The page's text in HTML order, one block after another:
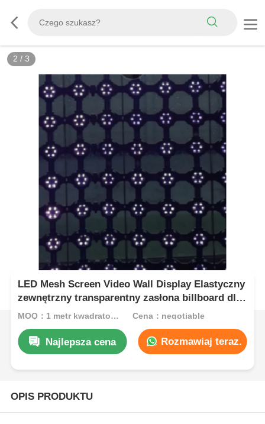
2 / 3
LED Mesh Screen Video Wall Display Elastyczny
zewnętrzny transparentny zasłona billboard dla
budynku Reklama fasady sceny
MOQ：1 metr kwadratowy Cena：negotiable
Najlepsza cena Rozmawiaj teraz.
OPIS PRODUKTU